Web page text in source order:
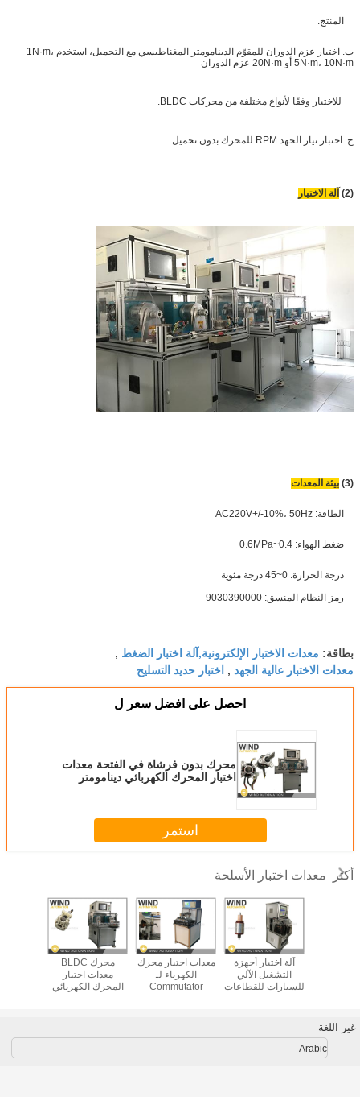
المنتج.
ب. اختبار عزم الدوران للمقوّم الدينامومتر المغناطيسي مع التحميل، استخدم 1N·m،
5N·m، 10N·m أو 20N·m عزم الدوران
للاختبار وفقًا لأنواع مختلفة من محركات BLDC.
ج. اختبار تيار الجهد RPM للمحرك بدون تحميل.
(2) آلة الاختبار
(3) بيئة المعدات
الطاقة: AC220V+/-10%، 50Hz
ضغط الهواء: 0.4~0.6MPa
درجة الحرارة: 0~45 درجة مئوية
رمز النظام المنسق: 9030390000
بطاقة: معدات الاختبار الإلكترونية,آلة اختبار الضغط ,
معدات الاختبار عالية الجهد , اختبار حديد التسليح
احصل على افضل سعر ل
محرك بدون فرشاة في الفتحة معدات
اختبار المحرك الكهربائي دينامومتر
استمر
أكثر معدات اختبار الأسلحة
محرك BLDC
معدات اختبار
المحرك الكهربائي
معدات اختبار محرك
الكهرباء لـ
Commutator
آلة اختبار أجهزة
التشغيل الآلي
للسيارات للقطاعات
غير اللغة
Arabic